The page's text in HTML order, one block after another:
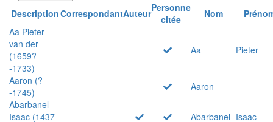
DescriptionCorrespondantAuteurPersonne
citée
Nom
Aa Pieter
van der
(1659?
-1733)
Aa Pieter
Aaron (?
-1745)
Aaron
Abarbanel
Isaac (1437-
Abarbanel Isaac